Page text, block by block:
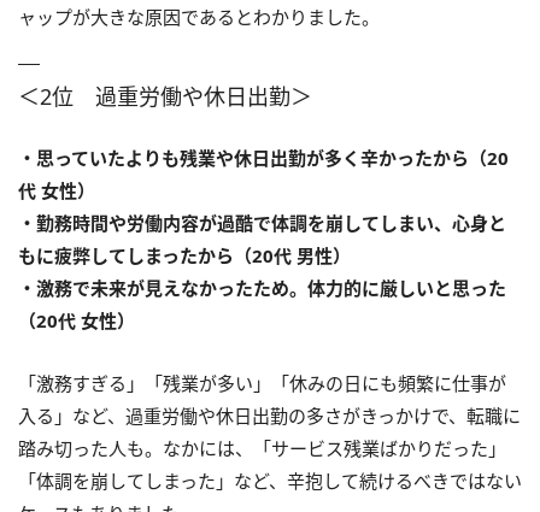
ャップが大きな原因であるとわかりました。
＜2位 過重労働や休日出勤＞
・思っていたよりも残業や休日出勤が多く辛かったから（20
代 女性）
・勤務時間や労働内容が過酷で体調を崩してしまい、心身と
もに疲弊してしまったから（20代 男性）
・激務で未来が見えなかったため。体力的に厳しいと思った
（20代 女性）
「激務すぎる」「残業が多い」「休みの日にも頻繁に仕事が
入る」など、過重労働や休日出勤の多さがきっかけで、転職に
踏み切った人も。なかには、「サービス残業ばかりだった」
「体調を崩してしまった」など、辛抱して続けるべきではない